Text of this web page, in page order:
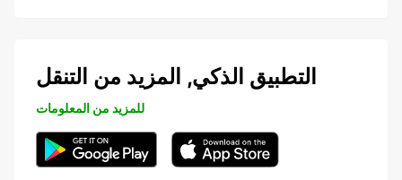
التطبيق الذكي, المزيد من التنقل
للمزيد من المعلومات